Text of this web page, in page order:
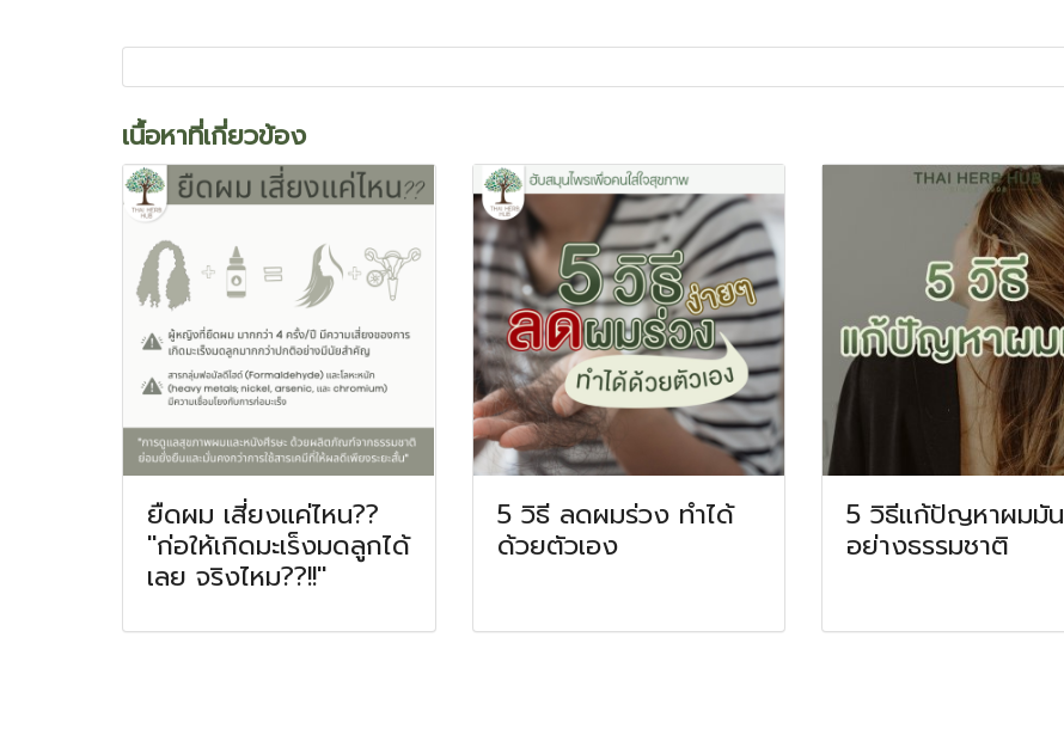
เนื้อหาที่เกี่ยวข้อง
ยืดผม เสี่ยงแค่ไหน??
"ก่อให้เกิดมะเร็งมดลูกได้
เลย จริงไหม??!!"
5 วิธี ลดผมร่วง ทำได้
ด้วยตัวเอง
5 วิธีแก้ปัญหาผมมัน
อย่างธรรมชาติ